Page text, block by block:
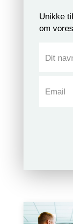
Unikke
om
Dit
Email